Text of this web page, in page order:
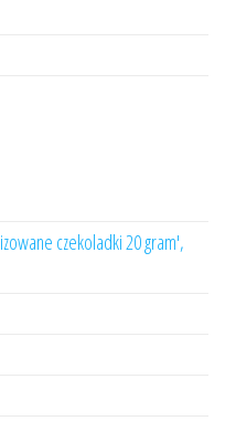
czekoladki 20 gram',